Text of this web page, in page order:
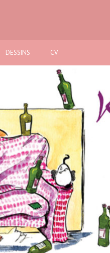
DESSINS CV